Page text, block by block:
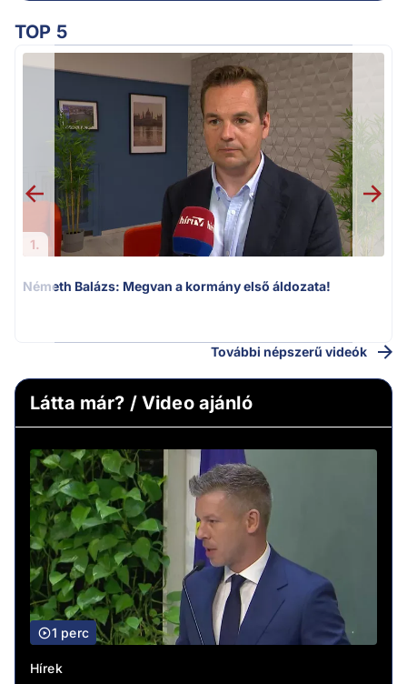
TOP 5
1.
Németh Balázs: Megvan a kormány első áldozata!
További népszerű videók
Látta már? / Video ajánló
1 perc
Hírek